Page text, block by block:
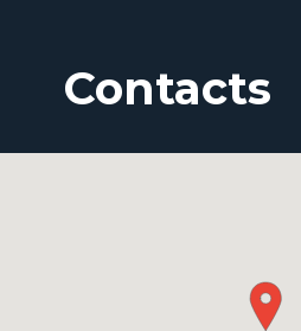
Contacts